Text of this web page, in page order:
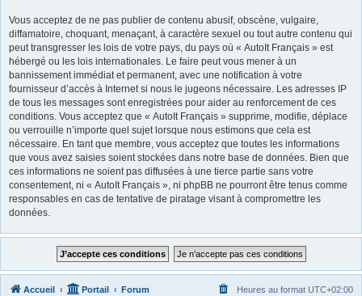
Vous acceptez de ne pas publier de contenu abusif, obscène, vulgaire,
diffamatoire, choquant, menaçant, à caractère sexuel ou tout autre contenu qui
peut transgresser les lois de votre pays, du pays où « AutoIt Français » est
hébergé ou les lois internationales. Le faire peut vous mener à un
bannissement immédiat et permanent, avec une notification à votre
fournisseur d’accès à Internet si nous le jugeons nécessaire. Les adresses IP
de tous les messages sont enregistrées pour aider au renforcement de ces
conditions. Vous acceptez que « AutoIt Français » supprime, modifie, déplace
ou verrouille n’importe quel sujet lorsque nous estimons que cela est
nécessaire. En tant que membre, vous acceptez que toutes les informations
que vous avez saisies soient stockées dans notre base de données. Bien que
ces informations ne soient pas diffusées à une tierce partie sans votre
consentement, ni « AutoIt Français », ni phpBB ne pourront être tenus comme
responsables en cas de tentative de piratage visant à compromettre les
données.
Accueil Portail Forum Heures au format UTC+02:00